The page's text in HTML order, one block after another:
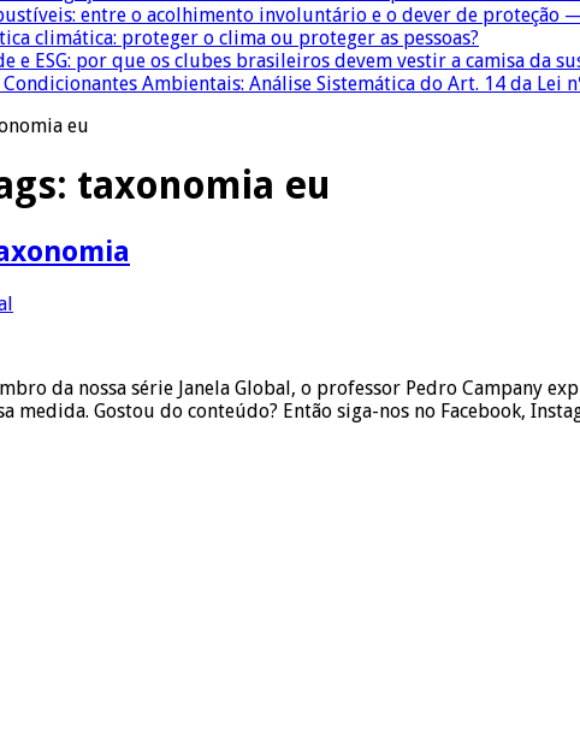
entre o acolhimento involuntário e o dever de
climática: proteger o clima ou proteger as pessoas?
e ESG: por que os clubes brasileiros devem vestir a camisa da
Ambientais: Análise Sistemática do Art. 14 da Lei
eu
taxonomia eu
da nossa série Janela Global, o professor Pedro Campany
medida. Gostou do conteúdo? Então siga-nos no Facebook,